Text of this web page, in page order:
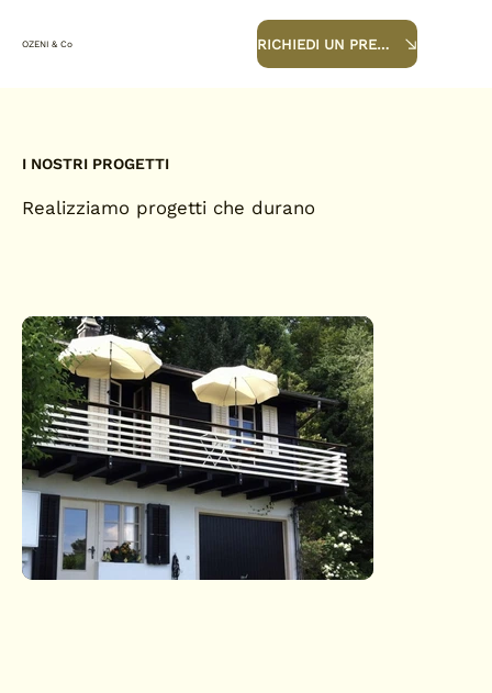
OZENI & Co RICHIEDI UN PREVENTIVO
I NOSTRI PROGETTI
Realizziamo progetti che durano